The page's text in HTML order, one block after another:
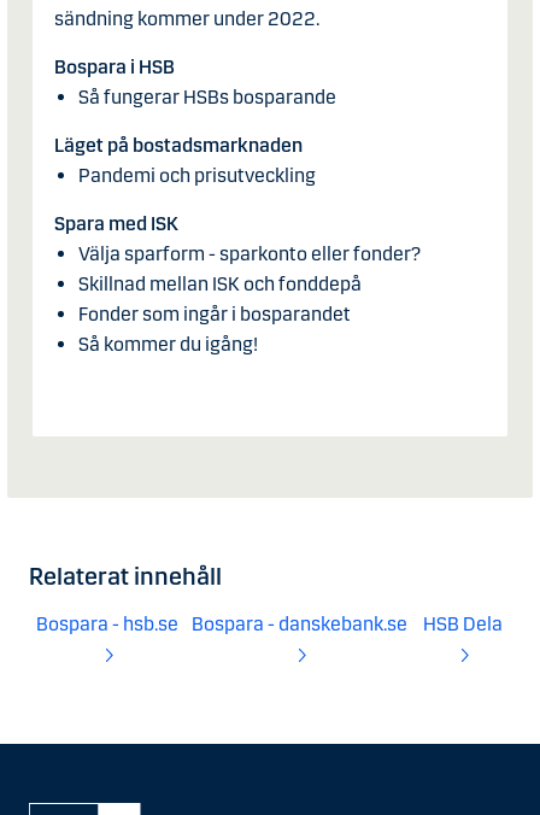
sändning kommer under 2022.
Bospara i HSB
Så fungerar HSBs bosparande
Läget på bostadsmarknaden
Pandemi och prisutveckling
Spara med ISK
Välja sparform - sparkonto eller fonder?
Skillnad mellan ISK och fonddepå
Fonder som ingår i bosparandet
Så kommer du igång!
Relaterat innehåll
Bospara - hsb.se Bospara - danskebank.se HSB Dela